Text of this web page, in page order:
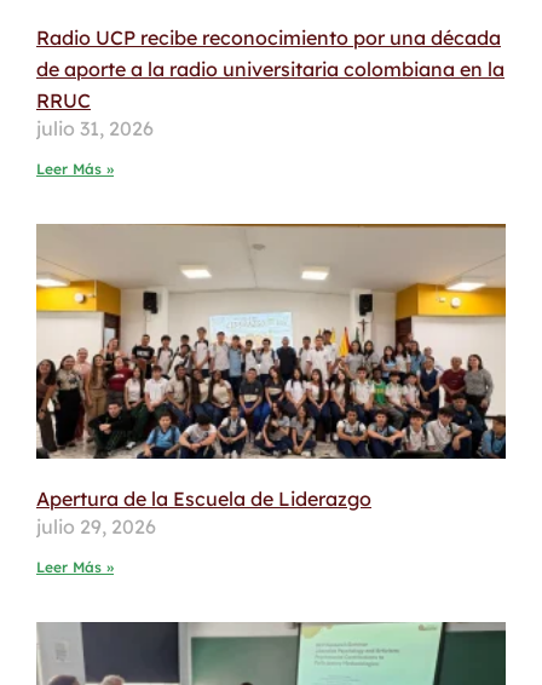
Radio UCP recibe reconocimiento por una década
de aporte a la radio universitaria colombiana en la
RRUC
julio 31, 2026
Leer Más »
Apertura de la Escuela de Liderazgo
julio 29, 2026
Leer Más »